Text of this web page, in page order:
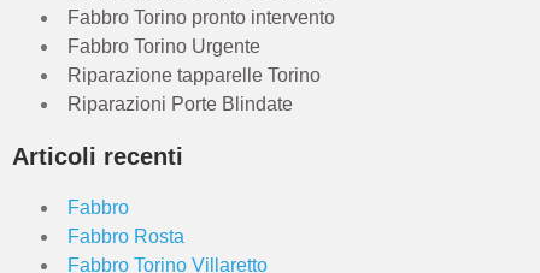
Fabbro Torino pronto intervento
Fabbro Torino Urgente
Riparazione tapparelle Torino
Riparazioni Porte Blindate
Articoli recenti
Fabbro
Fabbro Rosta
Fabbro Torino Villaretto